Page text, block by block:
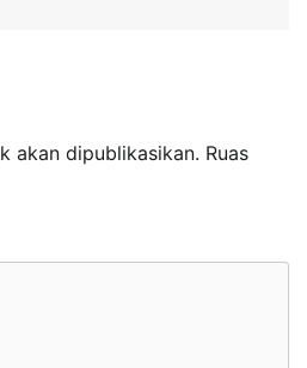
akan dipublikasikan. Ruas